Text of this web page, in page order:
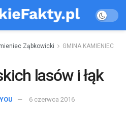
Ząbkowicki
GMINA KAMIENIEC
lasów i łąk
6 czerwca 2016